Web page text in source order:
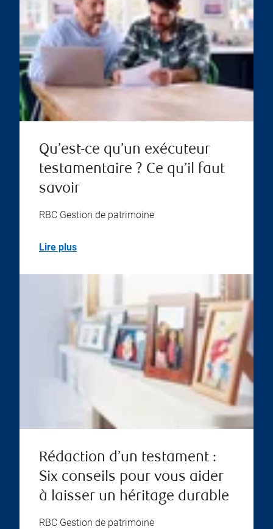
Qu’est-ce qu’un exécuteur
testamentaire ? Ce qu’il faut
savoir
RBC Gestion de patrimoine
Lire plus
Rédaction d’un testament :
Six conseils pour vous aider
à laisser un héritage durable
RBC Gestion de patrimoine